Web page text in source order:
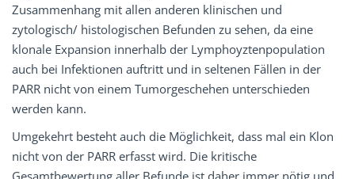
Zusammenhang mit allen anderen klinischen und
zytologisch/ histologischen Befunden zu sehen, da eine
klonale Expansion innerhalb der Lymphoyztenpopulation
auch bei Infektionen auftritt und in seltenen Fällen in der
PARR nicht von einem Tumorgeschehen unterschieden
werden kann.
Umgekehrt besteht auch die Möglichkeit, dass mal ein Klon
nicht von der PARR erfasst wird. Die kritische
Gesamtbewertung aller Befunde ist daher immer nötig und